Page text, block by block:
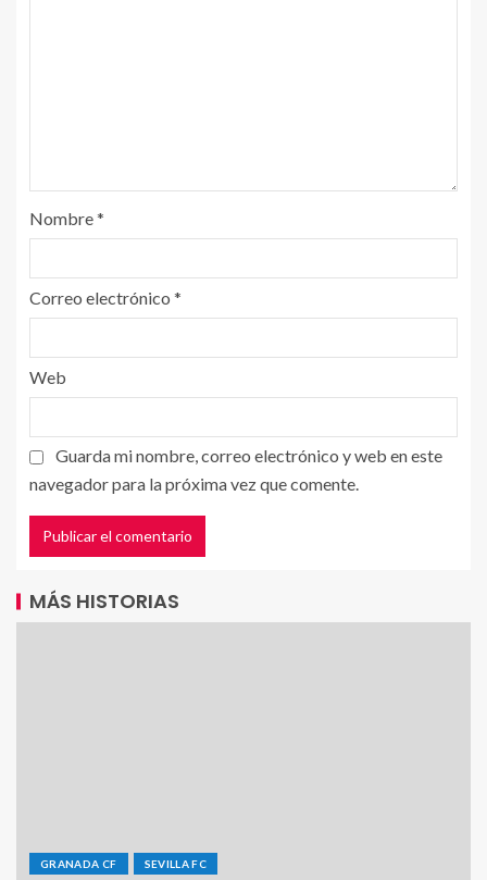
Nombre*
Correo electrónico *
Web
Guarda mi nombre, correo electrónico y web en este
navegador para la próxima vez que comente.
MÁS HISTORIAS
GRANADA CF SEVILLA FC